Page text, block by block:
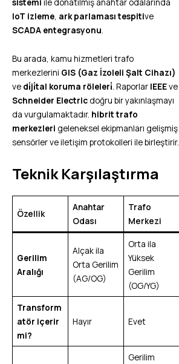
IoT izleme, ark parlaması tespitive
SCADA entegrasyonu.
Bu arada, kamu hizmetleri trafo
merkezlerini GIS (Gaz İzoleli Şalt Cihazı)
ve di̇ji̇tal koruma röleleri̇. Raporlar IEEEve
Schneider Electric doğru bir yakınlaşmayı
da vurgulamaktadır. hibrit trafo
merkezleri geleneksel ekipmanları gelişmiş
sensörler ve iletişim protokolleri ile birleştirir.
Teknik Karşılaştırma
Özellik
Anahtar
Odası
Trafo
Merkezi
Gerilim
Aralığı
Alçak ila
Orta Gerilim
(AG/OG)
Orta ila
Yüksek
Gerilim
(OG/YG)
Transform
atör içerir
mi?
Hayır Evet
Gerilim